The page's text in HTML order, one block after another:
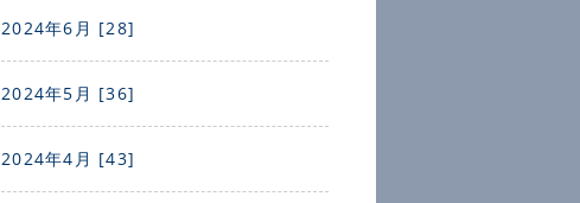
2024年6月 [28]
2024年5月 [36]
2024年4月 [43]